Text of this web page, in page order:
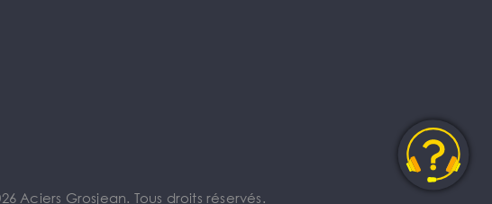
Aciers Grosjean. Tous droits réservés.